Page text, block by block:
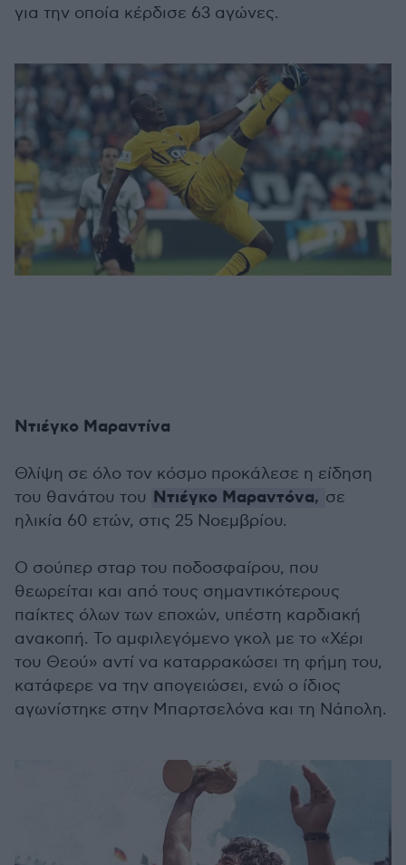
για την οποία κέρδισε 63 αγώνες.
Ντιέγκο Μαραντίνα
Θλίψη σε όλο τον κόσμο προκάλεσε η είδηση
του θανάτου του Ντιέγκο Μαραντόνα, σε
ηλικία 60 ετών, στις 25 Νοεμβρίου.
Ο σούπερ σταρ του ποδοσφαίρου, που
θεωρείται και από τους σημαντικότερους
παίκτες όλων των εποχών, υπέστη καρδιακή
ανακοπή. Το αμφιλεγόμενο γκολ με το «Χέρι
του Θεού» αντί να καταρρακώσει τη φήμη του,
κατάφερε να την απογειώσει, ενώ ο ίδιος
αγωνίστηκε στην Μπαρτσελόνα και τη Νάπολη.